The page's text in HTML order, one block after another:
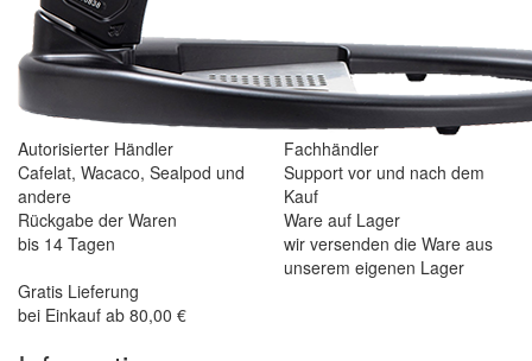
Autorisierter Händler
Cafelat, Wacaco, Sealpod und
andere
Fachhändler
Support vor und nach dem
Kauf
Rückgabe der Waren
bis 14 Tagen
Ware auf Lager
wir versenden die Ware aus
unserem eigenen Lager
Gratis Lieferung
bei Einkauf ab 80,00 €